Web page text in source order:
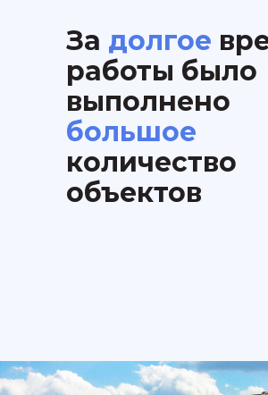
За долгое
работы было
выполнено
большое
количество
объектов